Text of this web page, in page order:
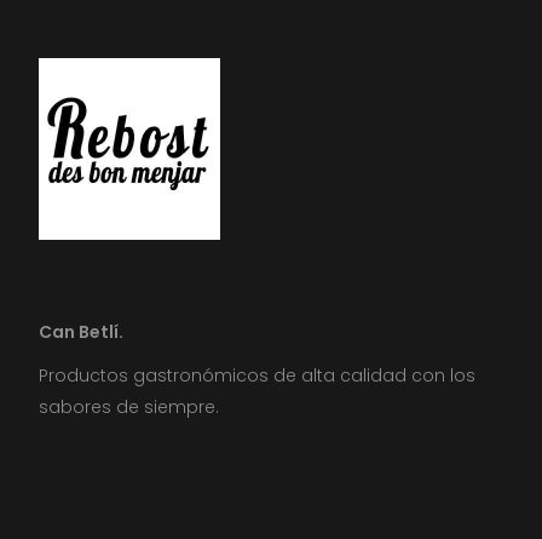
Can Betlí.
Productos gastronómicos de alta calidad con los
sabores de siempre.